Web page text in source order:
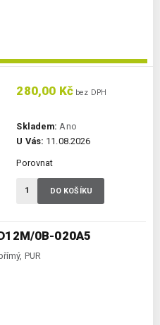
0B-020A5
PUR
280,00 Kč bez DPH
Skladem: Ano
U Vás: 11.08.2026
Porovnat
DO KOŠÍKU